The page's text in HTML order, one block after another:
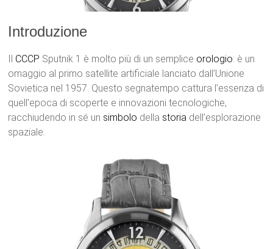
Introduzione
CCCP Sputnik 1 è molto più di un semplice orologio: è un
omaggio al primo satellite artificiale lanciato dall’Unione
Sovietica nel 1957. Questo segnatempo cattura l’essenza di
quell’epoca di scoperte e innovazioni tecnologiche,
racchiudendo in sé un simbolo della storia dell’esplorazione
spaziale.